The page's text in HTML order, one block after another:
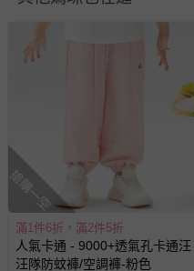
*尺寸為平鋪測量，因測量方
退換貨須知
您所購買的商品享有7天
並非試用期，您所退回的
包含完整包裝、配件、說
搶購一空
滿1件6折，滿2件5折
人氣卡通 - 9000+透氣孔卡通汪
汪隊防蚊褲/空調褲-粉色